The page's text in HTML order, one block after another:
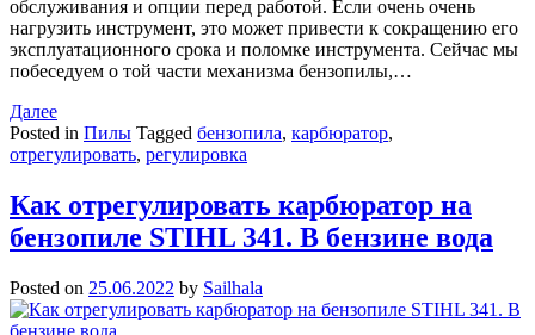
обслуживания и опции перед работой. Если очень очень
нагрузить инструмент, это может привести к сокращению его
эксплуатационного срока и поломке инструмента. Сейчас мы
побеседуем о той части механизма бензопилы,…
Далее
Posted in Пилы Tagged бензопила, карбюратор,
отрегулировать, регулировка
Как отрегулировать карбюратор на
бензопиле STIHL 341. В бензине вода
Posted on 25.06.2022 by Sailhala